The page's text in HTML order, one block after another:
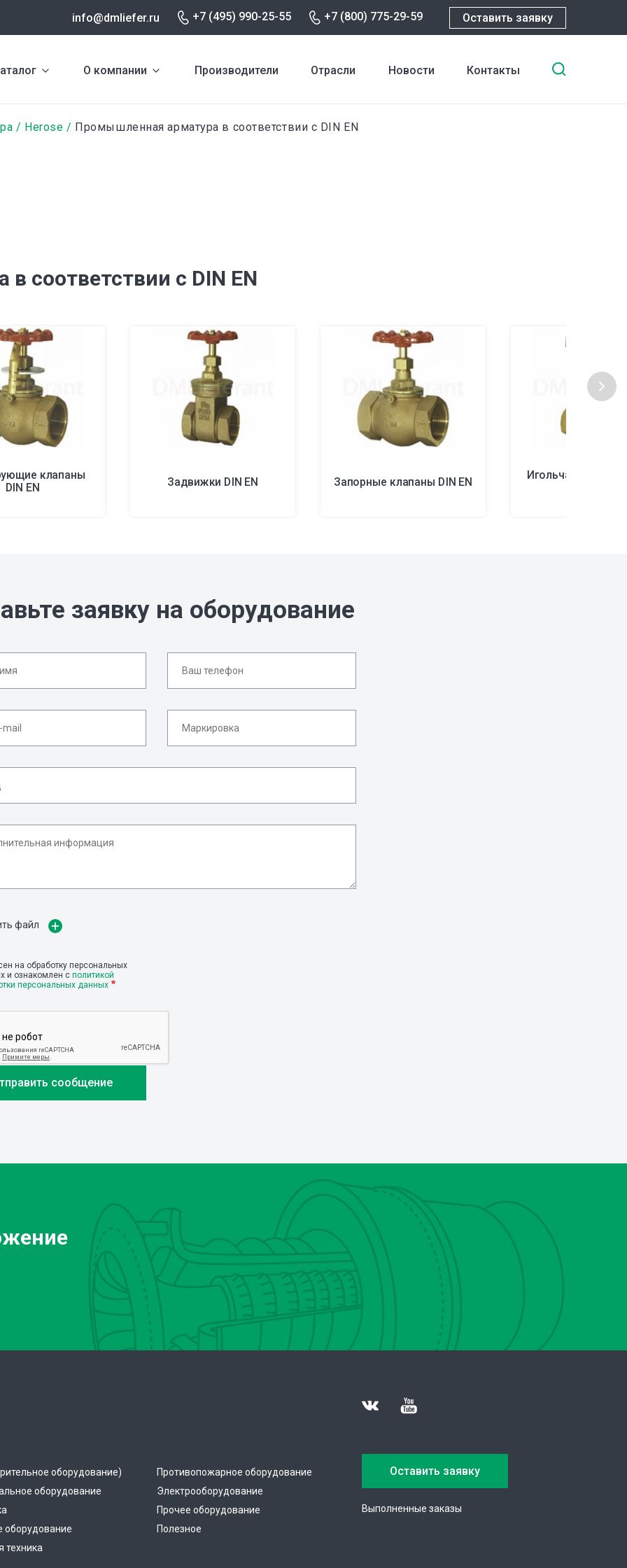
info@dmliefer.ru +7 (495) 990-25-55 +7 (800) 775-29-59 Оставить заявку
О компании Производители Отрасли Новости Контакты
Herose Промышленная арматура в соответствии с DIN EN
соответствии с DIN EN
клапаны
DIN EN Задвижки DIN EN Запорные клапаны DIN EN Игольчатые
заявку на оборудование
файл
на обработку персональных
и ознакомлен с политикой
персональных данных
оборудование)
оборудование
оборудование
техника
Противопожарное оборудование
Электрооборудование
Прочее оборудование
Полезное
Оставить заявку
Выполненные заказы